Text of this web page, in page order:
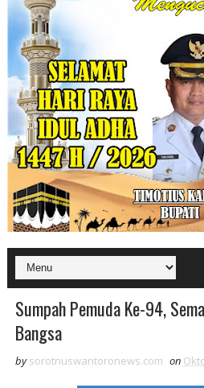
Sumpah Pemuda Ke-94,
Bangsa
by sorotnuswantoronews.com on